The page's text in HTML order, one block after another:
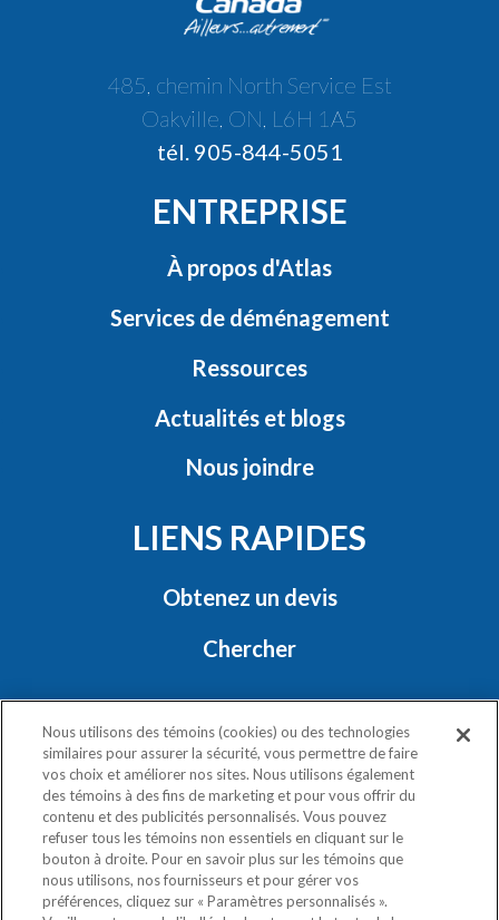
485, chemin North Service Est
Oakville, ON, L6H 1A5
tél. 905-844-5051
ENTREPRISE
À propos d'Atlas
Services de déménagement
Ressources
Actualités et blogs
Nous joindre
LIENS RAPIDES
Obtenez un devis
Chercher
RESTONS EN CONTACT
Politique de confidentialité
Nous utilisons des témoins (cookies) ou des technologies
similaires pour assurer la sécurité, vous permettre de faire
vos choix et améliorer nos sites. Nous utilisons également
des témoins à des fins de marketing et pour vous offrir du
contenu et des publicités personnalisés. Vous pouvez
refuser tous les témoins non essentiels en cliquant sur le
bouton à droite. Pour en savoir plus sur les témoins que
nous utilisons, nos fournisseurs et pour gérer vos
préférences, cliquez sur « Paramètres personnalisés ».